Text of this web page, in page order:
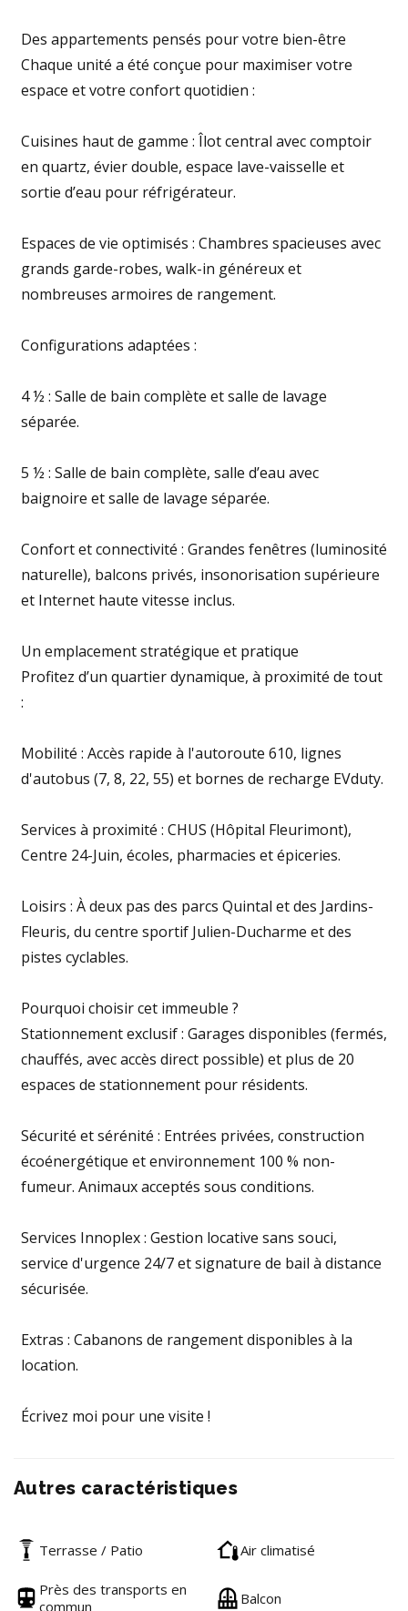
Des appartements pensés pour votre bien-être
Chaque unité a été conçue pour maximiser votre
espace et votre confort quotidien :
Cuisines haut de gamme : Îlot central avec comptoir
en quartz, évier double, espace lave-vaisselle et
sortie d’eau pour réfrigérateur.
Espaces de vie optimisés : Chambres spacieuses avec
grands garde-robes, walk-in généreux et
nombreuses armoires de rangement.
Configurations adaptées :
4 ½ : Salle de bain complète et salle de lavage
séparée.
5 ½ : Salle de bain complète, salle d’eau avec
baignoire et salle de lavage séparée.
Confort et connectivité : Grandes fenêtres (luminosité
naturelle), balcons privés, insonorisation supérieure
et Internet haute vitesse inclus.
Un emplacement stratégique et pratique
Profitez d’un quartier dynamique, à proximité de tout
:
Mobilité : Accès rapide à l'autoroute 610, lignes
d'autobus (7, 8, 22, 55) et bornes de recharge EVduty.
Services à proximité : CHUS (Hôpital Fleurimont),
Centre 24-Juin, écoles, pharmacies et épiceries.
Loisirs : À deux pas des parcs Quintal et des Jardins-
Fleuris, du centre sportif Julien-Ducharme et des
pistes cyclables.
Pourquoi choisir cet immeuble ?
Stationnement exclusif : Garages disponibles (fermés,
chauffés, avec accès direct possible) et plus de 20
espaces de stationnement pour résidents.
Sécurité et sérénité : Entrées privées, construction
écoénergétique et environnement 100 % non-
fumeur. Animaux acceptés sous conditions.
Services Innoplex : Gestion locative sans souci,
service d'urgence 24/7 et signature de bail à distance
sécurisée.
Extras : Cabanons de rangement disponibles à la
location.
Écrivez moi pour une visite !
Autres caractéristiques
Terrasse / Patio Air climatisé
Près des transports en
commun
Balcon